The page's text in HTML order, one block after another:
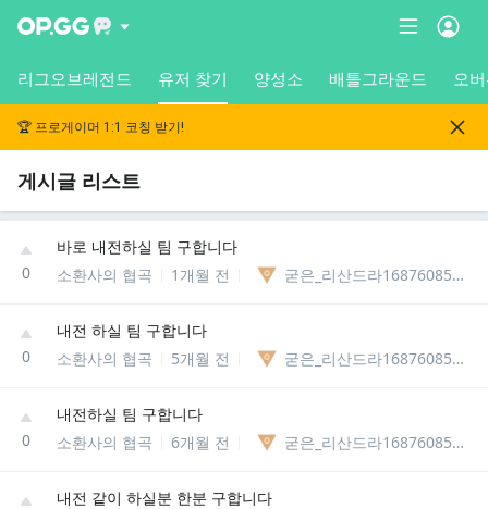
리그오브레전드 유저 찾기 양성소 배틀그라운드 오
🏆 프로게이머 1:1 코칭 받기!
게시글 리스트
0
바로 내전하실 팀 구합니다
소환사의 협곡
1개월 전 굳은_리산드라1687608561081
0
내전 하실 팀 구합니다
소환사의 협곡
5개월 전 굳은_리산드라1687608561081
0
내전하실 팀 구합니다
소환사의 협곡
6개월 전 굳은_리산드라1687608561081
내전 같이 하실분 한분 구합니다